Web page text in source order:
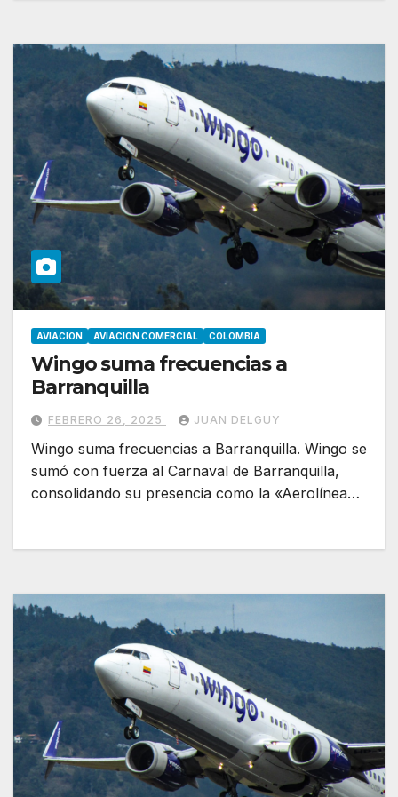
AVIACION AVIACION COMERCIAL COLOMBIA
Wingo suma frecuencias a
Barranquilla
FEBRERO 26, 2025 JUAN DELGUY
Wingo suma frecuencias a Barranquilla. Wingo se
sumó con fuerza al Carnaval de Barranquilla,
consolidando su presencia como la «Aerolínea…